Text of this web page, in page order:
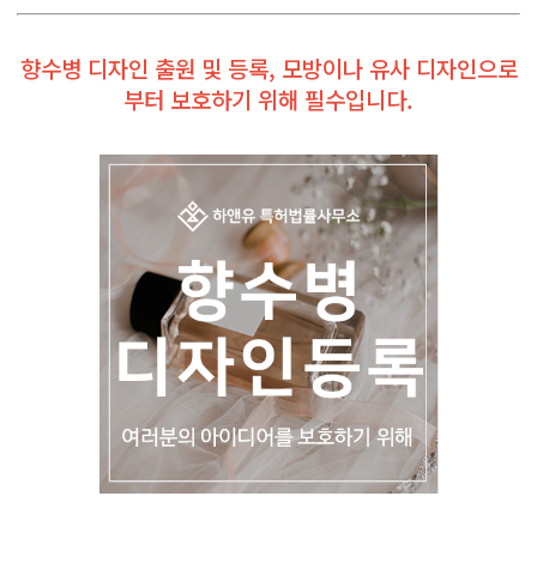
향수병 디자인 출원 및 등록, 모방이나 유사 디자인으로
부터 보호하기 위해 필수입니다.